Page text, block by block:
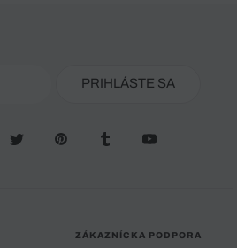
PRIHLÁSTE SA
ZÁKAZNÍCKA PODPORA